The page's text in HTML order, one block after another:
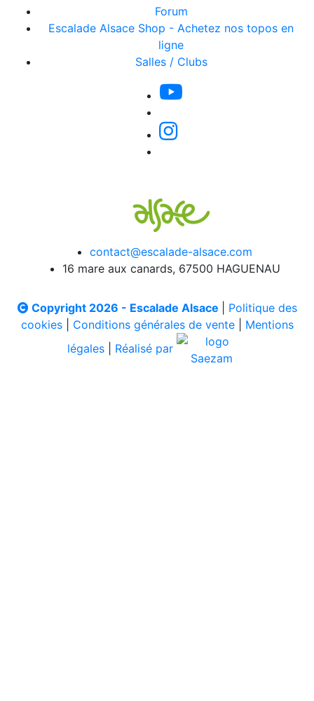
Forum
Escalade Alsace Shop - Achetez nos topos en
ligne
Salles / Clubs
contact@escalade-alsace.com
16 mare aux canards, 67500 HAGUENAU
Copyright 2026 - Escalade Alsace
Politique des
cookies| Conditions générales de vente| Mentions
légales
Réalisé par